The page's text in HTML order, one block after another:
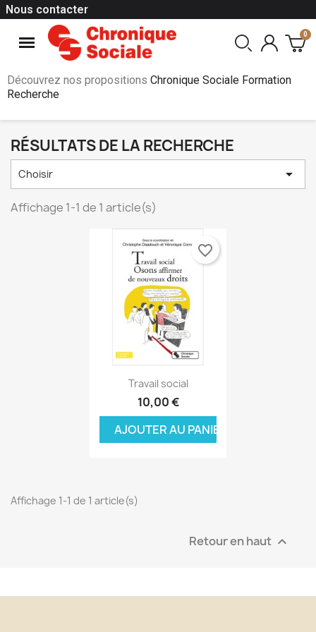
Nous contacter
Découvrez nos propositions Chronique Sociale Formation
Recherche
RÉSULTATS DE LA RECHERCHE
Choisir 
Affichage 1-1 de 1 article(s)
Aperçu rapide
Travail social
10,00 €
AJOUTER AU PANIER
favorite_border
Affichage 1-1 de 1 article(s)
Retour en haut 